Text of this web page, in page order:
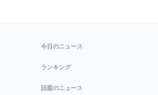
今日のニュース
ランキング
話題のニュース